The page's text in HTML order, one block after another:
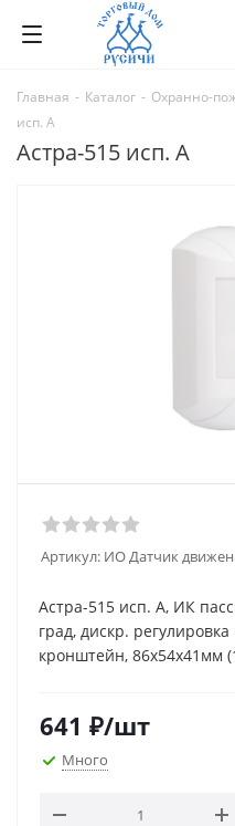
Главная - Каталог - Охранно-
исп. А
Астра-515 исп. А
Артикул: ИО Датчик
Астра-515 исп. А, ИК
град, дискр.
кронштейн, 86х54х41мм
641 ₽/шт
Много